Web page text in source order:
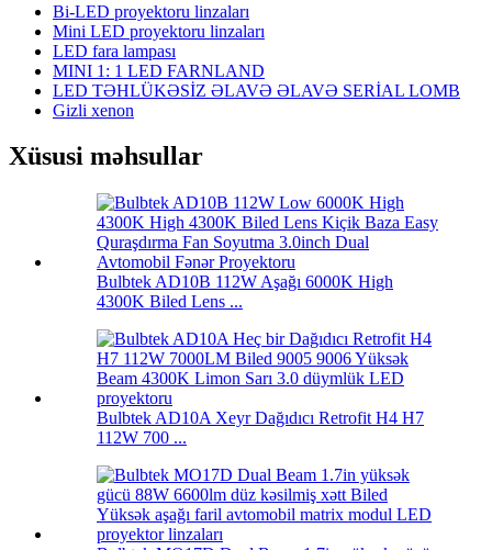
Bi-LED proyektoru linzaları
Mini LED proyektoru linzaları
LED fara lampası
MINI 1: 1 LED FARNLAND
LED TƏHLÜKƏSİZ ƏLAVƏ ƏLAVƏ SERİAL LOMB
Gizli xenon
Xüsusi məhsullar
Bulbtek AD10B 112W Aşağı 6000K High
4300K ​​Biled Lens ...
Bulbtek AD10A Xeyr Dağıdıcı Retrofit H4 H7
112W 700 ...